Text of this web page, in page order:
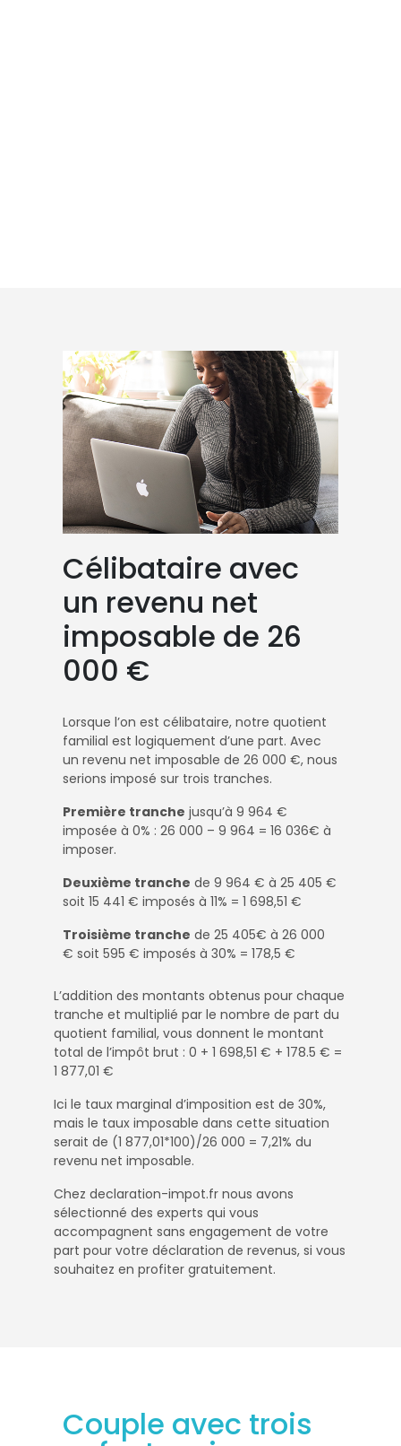
Célibataire avec
un revenu net
imposable de 26
000 €
Lorsque l’on est célibataire, notre quotient
familial est logiquement d’une part. Avec
un revenu net imposable de 26 000 €, nous
serions imposé sur trois tranches.
Première tranche jusqu’à 9 964 €
imposée à 0% : 26 000 – 9 964 = 16 036€ à
imposer.
Deuxième tranche de 9 964 € à 25 405 €
soit 15 441 € imposés à 11% = 1 698,51 €
Troisième tranche de 25 405€ à 26 000
€ soit 595 € imposés à 30% = 178,5 €
L’addition des montants obtenus pour chaque
tranche et multiplié par le nombre de part du
quotient familial, vous donnent le montant
total de l’impôt brut : 0 + 1 698,51 € + 178.5 € =
1 877,01 €
Ici le taux marginal d’imposition est de 30%,
mais le taux imposable dans cette situation
serait de (1 877,01*100)/26 000 = 7,21% du
revenu net imposable.
Chez declaration-impot.fr nous avons
sélectionné des experts qui vous
accompagnent sans engagement de votre
part pour votre déclaration de revenus, si vous
souhaitez en profiter gratuitement.
Couple avec trois